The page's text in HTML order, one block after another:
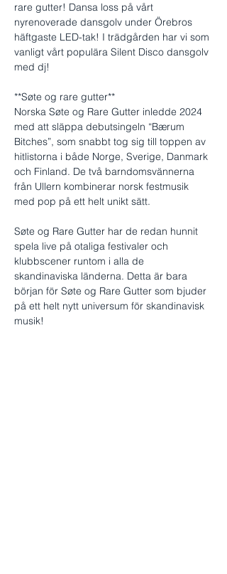
rare gutter! Dansa loss på vårt
nyrenoverade dansgolv under Örebros
häftgaste LED-tak! I trädgården har vi som
vanligt vårt populära Silent Disco dansgolv
med dj!
**Søte og rare gutter**
Norska Søte og Rare Gutter inledde 2024
med att släppa debutsingeln “Bærum
Bitches”, som snabbt tog sig till toppen av
hitlistorna i både Norge, Sverige, Danmark
och Finland. De två barndomsvännerna
från Ullern kombinerar norsk festmusik
med pop på ett helt unikt sätt.
Søte og Rare Gutter har de redan hunnit
spela live på otaliga festivaler och
klubbscener runtom i alla de
skandinaviska länderna. Detta är bara
början för Søte og Rare Gutter som bjuder
på ett helt nytt universum för skandinavisk
musik!